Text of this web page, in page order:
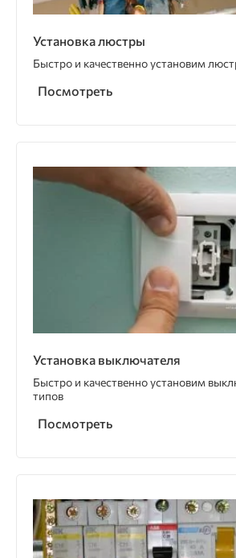
Установка люстры
Быстро и качественно установим
Посмотреть
Установка выключателя
Быстро и качественно установим
типов
Посмотреть